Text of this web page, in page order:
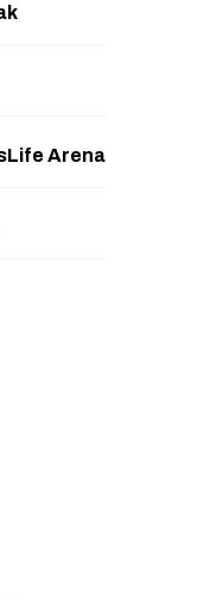
Arena